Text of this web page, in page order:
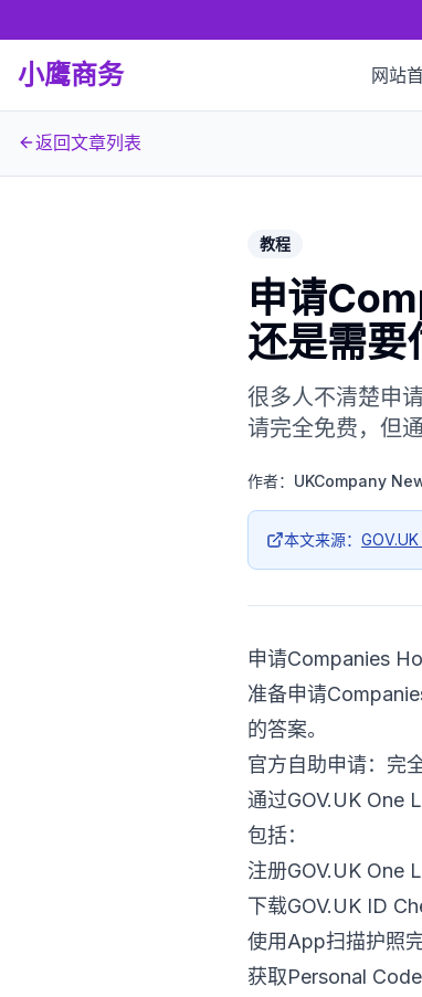
小鹰商务 网站
返回文章列表
教程
申请
还是需要
很多人不清楚申
请完全免费，但
作者： UKCompany
本文来源：
申请Companies
准备申请
的答案。
官方自助申请：完
通过GOV.UK One
包括：
注册GOV.UK One
下载GOV.UK ID
使用App扫描护照
获取Personal